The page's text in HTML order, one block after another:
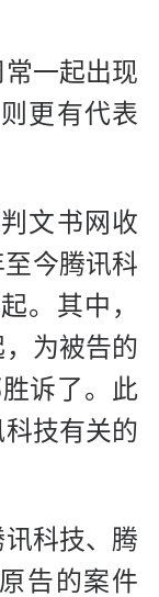
一起出现
更有代表
文书网收
今腾讯科
。其中，
为被告的
诉了。此
技有关的
科技、腾
告的案件